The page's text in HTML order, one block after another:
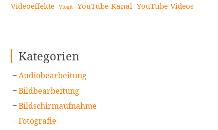
Videoeffekte Vlogit YouTube-Kanal YouTube-Videos
Kategorien
Audiobearbeitung
Bildbearbeitung
Bildschirmaufnahme
Fotografie